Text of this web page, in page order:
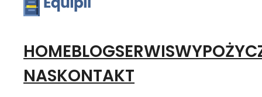
HOMEBLOGSERWIS
NASKONTAKT